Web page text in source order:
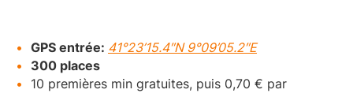
GPS entrée: 41°23’15.4″N 9°09’05.2″E
300 places
10 premières min gratuites, puis 0,70 € par